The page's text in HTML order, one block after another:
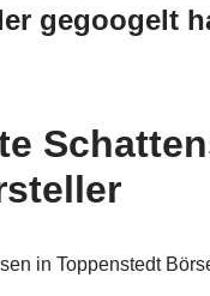
gegoogelt
in Toppenstedt